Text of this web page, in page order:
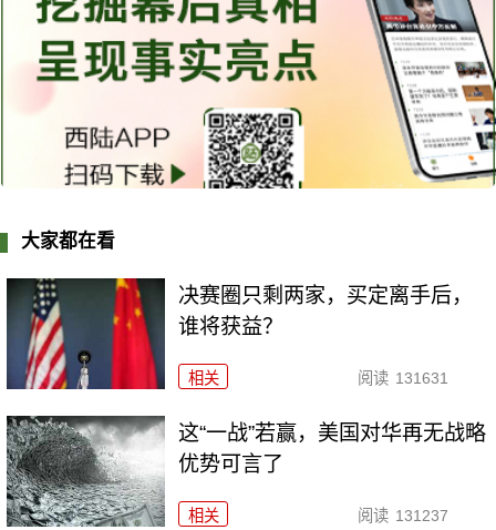
大家都在看
决赛圈只剩两家，买定离手后，
谁将获益？
相关 阅读 131631
这“一战”若赢，美国对华再无战略
优势可言了
相关 阅读 131237